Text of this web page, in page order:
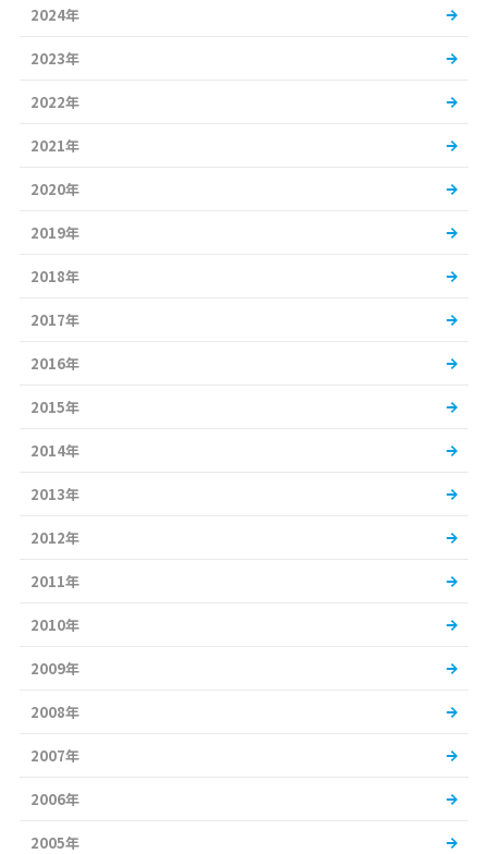
2024年
2023年
2022年
2021年
2020年
2019年
2018年
2017年
2016年
2015年
2014年
2013年
2012年
2011年
2010年
2009年
2008年
2007年
2006年
2005年